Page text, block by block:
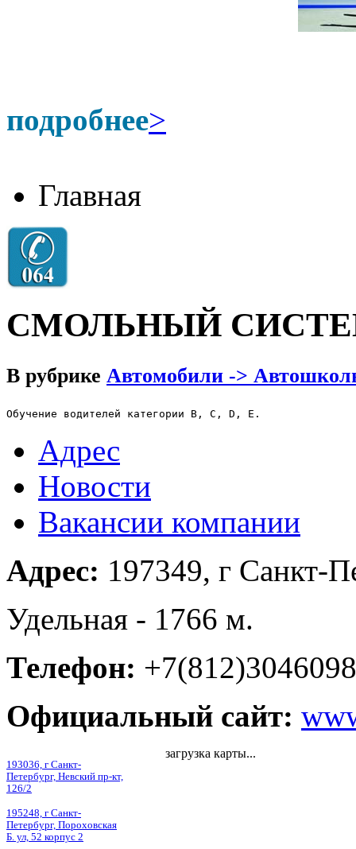
подробнее>
Главная
СМОЛЬНЫЙ
В рубрике Автомобили ->
Обучение водителей категории В, С, D, E.
Адрес
Новости
Вакансии компании
Адрес: 197349, г Санкт-
Удельная - 1766 м.
Телефон: +7(812)3046098
Официальный сайт:
193036, г Санкт-
Петербург, Невский пр-кт,
126/2
195248, г Санкт-
Петербург, Пороховская
Б. ул, 52 корпус 2
загрузка карты...